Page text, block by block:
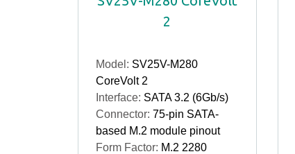
2
Model: SV25V-M280
CoreVolt 2
Interface: SATA 3.2 (6Gb/s)
Connector: 75-pin SATA-
based M.2 module pinout
Form Factor: M.2 2280